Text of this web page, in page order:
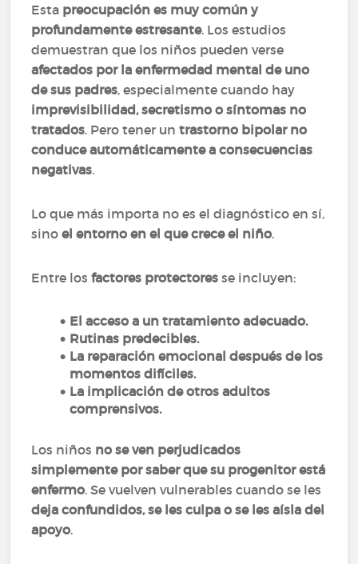
Esta preocupación es muy común y
profundamente estresante. Los estudios
demuestran que los niños pueden verse
afectados por la enfermedad mental de uno
de sus padres, especialmente cuando hay
imprevisibilidad, secretismo o síntomas no
tratados. Pero tener untrastorno bipolar no
conduce automáticamente a consecuencias
negativas.
Lo que más importa no es el diagnóstico en sí,
sinoel entorno en el que crece el niño.
Entre losfactores protectores se incluyen:
El acceso a un tratamiento adecuado.
Rutinas predecibles.
La reparación emocional después de los
momentos difíciles.
La implicación de otros adultos
comprensivos.
Los niños no se ven perjudicados
simplemente por saber que su progenitor está
enfermo. Se vuelven vulnerables cuando se les
deja confundidos, se les culpa o se les aísla del
apoyo.